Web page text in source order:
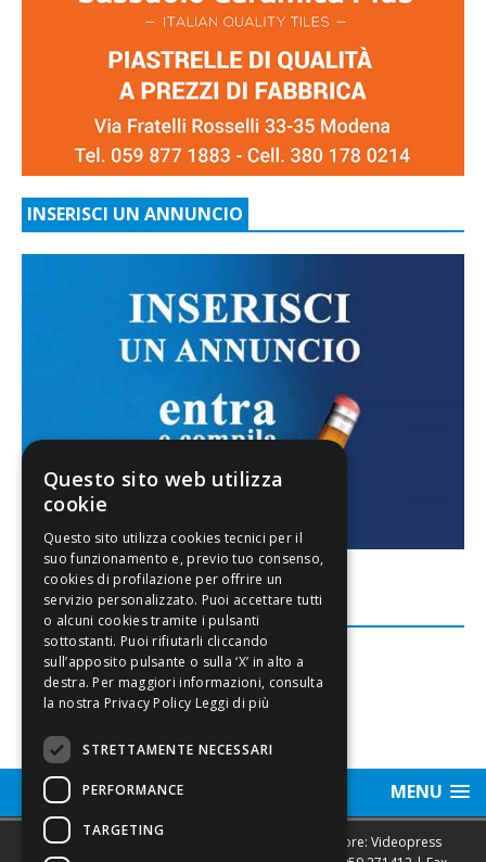
INSERISCI UN ANNUNCIO
FACEBOOK
MENU
Sede legale, Redazione, pubblicità e annunci Editore: Videopress
Questo sito web utilizza
cookie
Leggi di più
STRETTAMENTE NECESSARI
PERFORMANCE
TARGETING